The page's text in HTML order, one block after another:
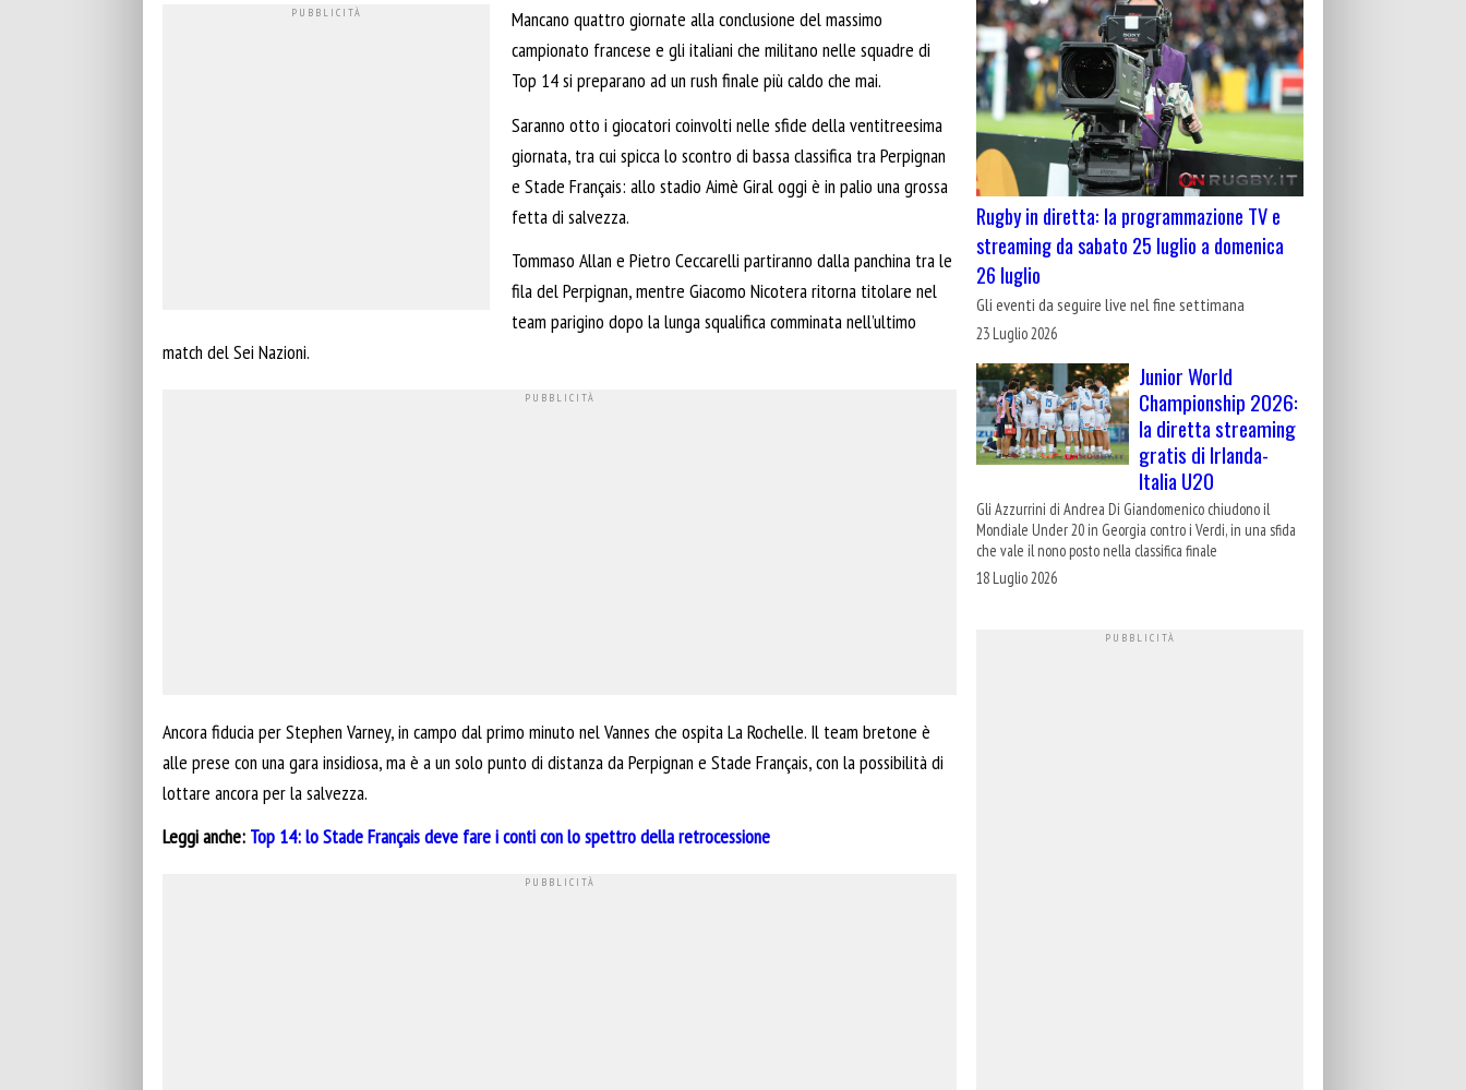
Mancano quattro giornate alla conclusione del massimo
campionato francese e gli italiani che militano nelle squadre di
Top 14 si preparano ad un rush finale più caldo che mai.
Saranno otto i giocatori coinvolti nelle sfide della ventitreesima
giornata, tra cui spicca lo scontro di bassa classifica tra Perpignan
e Stade Français: allo stadio Aimè Giral oggi è in palio una grossa
fetta di salvezza.
Tommaso Allan e Pietro Ceccarelli partiranno dalla panchina tra le
fila del Perpignan, mentre Giacomo Nicotera ritorna titolare nel
team parigino dopo la lunga squalifica comminata nell’ultimo
match del Sei Nazioni.
Ancora fiducia per Stephen Varney, in campo dal primo minuto nel Vannes che ospita La Rochelle. Il team bretone è
alle prese con una gara insidiosa, ma è a un solo punto di distanza da Perpignan e Stade Français, con la possibilità di
lottare ancora per la salvezza.
Leggi anche: Top 14: lo Stade Français deve fare i conti con lo spettro della retrocessione
Rugby in diretta: la programmazione TV e
streaming da sabato 25 luglio a domenica
26 luglio
Gli eventi da seguire live nel fine settimana
23 Luglio 2026
Junior World
Championship 2026:
la diretta streaming
gratis di Irlanda-
Italia U20
Gli Azzurrini di Andrea Di Giandomenico chiudono il
Mondiale Under 20 in Georgia contro i Verdi, in una sfida
che vale il nono posto nella classifica finale
18 Luglio 2026